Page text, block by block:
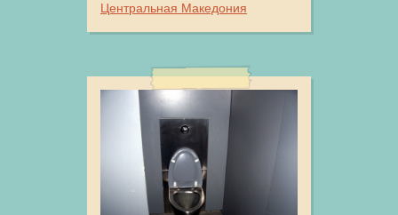
Центральная Македония